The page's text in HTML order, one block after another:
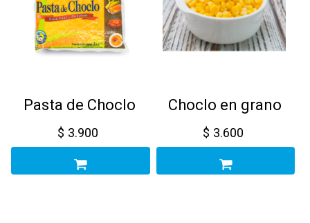
Pasta de Choclo
$ 3.900
Choclo en grano
$ 3.600